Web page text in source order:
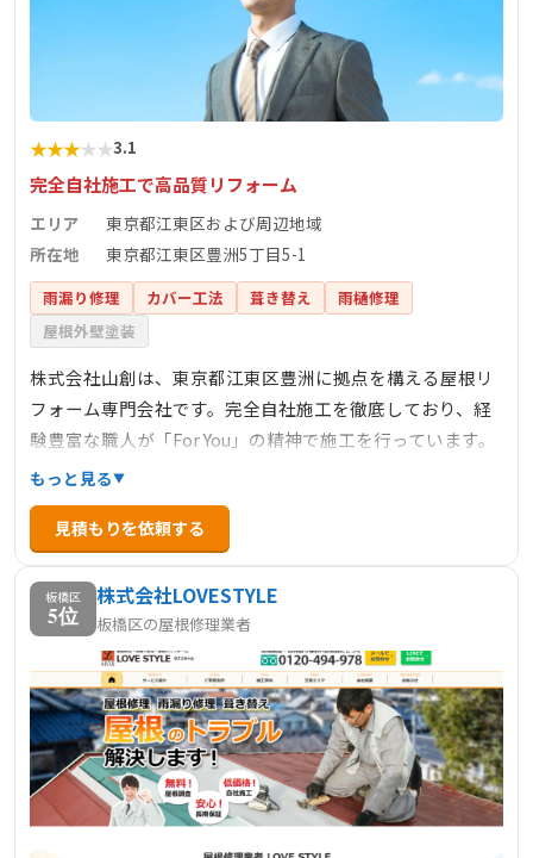
★★★★★3.1
完全自社施工で高品質リフォーム
エリア
東京都江東区および周辺地域
所在地
東京都江東区豊洲5丁目5-1
雨漏り修理 カバー工法 葺き替え
雨樋修理
屋根外壁塗装
株式会社山創は、東京都江東区豊洲に拠点を構える屋根リ
フォーム専門会社です。完全自社施工を徹底しており、経
験豊富な職人が「For You」の精神で施工を行っています。
これにより、高品質なリフォームを適正価格で提供し、お
客様の満足度向上に努めています。主な業務内容は、屋根
工事、外壁工事、防水工事など多岐にわたり、住宅の外装
に関する幅広いニーズに対応しています。詳細なサービス
内容や施工事例については、公式サイトをご覧ください。
もっと見る
見積もりを依頼する
板橋区
5位
株式会社LOVESTYLE
板橋区の屋根修理業者